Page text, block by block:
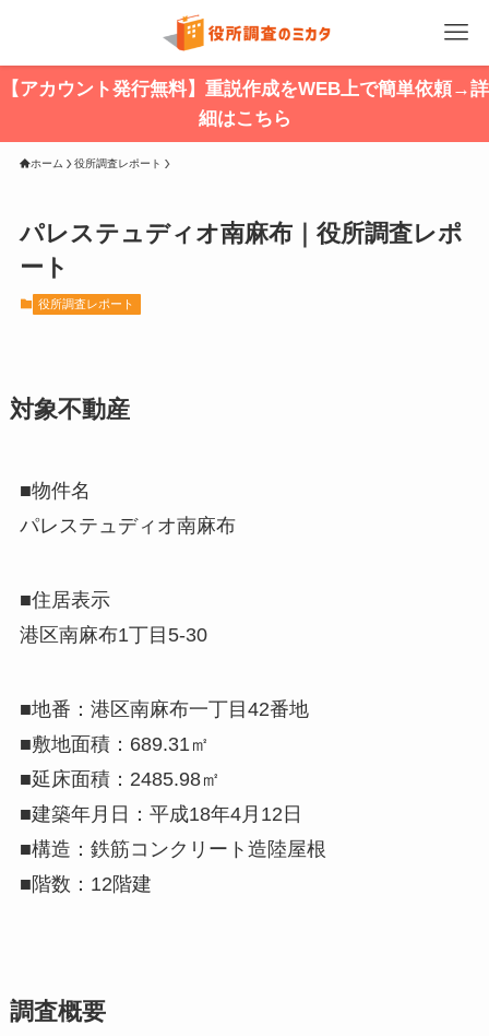
【アカウント発行無料】重説作成をWEB上で簡単依頼→詳
細はこちら
ホーム 役所調査レポート
パレステュディオ南麻布｜役所調査レポ
ート
役所調査レポート
対象不動産
■物件名
パレステュディオ南麻布
■住居表示
港区南麻布1丁目5-30
■地番：港区南麻布一丁目42番地
■敷地面積：689.31㎡
■延床面積：2485.98㎡
■建築年月日：平成18年4月12日
■構造：鉄筋コンクリート造陸屋根
■階数：12階建
調査概要